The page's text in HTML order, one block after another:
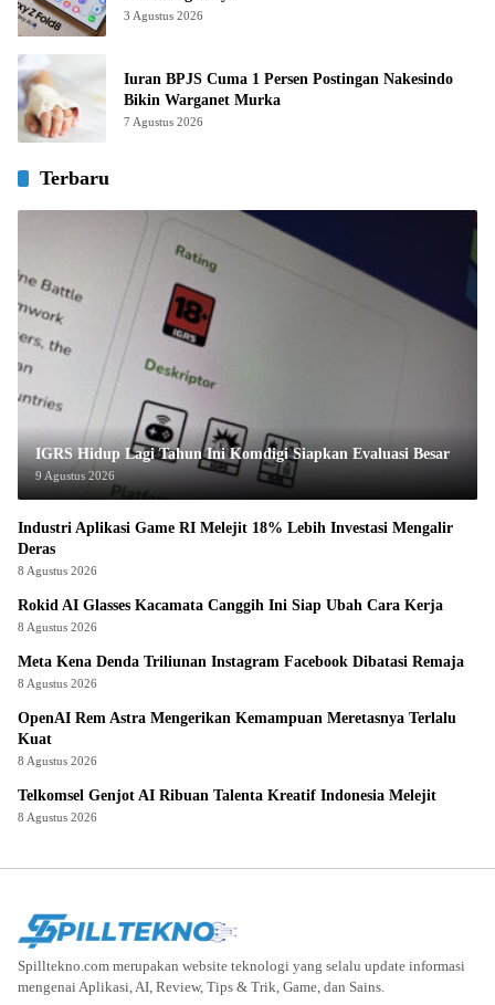
3 Agustus 2026
Iuran BPJS Cuma 1 Persen Postingan Nakesindo
Bikin Warganet Murka
7 Agustus 2026
Terbaru
IGRS Hidup Lagi Tahun Ini Komdigi Siapkan Evaluasi Besar
9 Agustus 2026
Industri Aplikasi Game RI Melejit 18% Lebih Investasi Mengalir
Deras
8 Agustus 2026
Rokid AI Glasses Kacamata Canggih Ini Siap Ubah Cara Kerja
8 Agustus 2026
Meta Kena Denda Triliunan Instagram Facebook Dibatasi Remaja
8 Agustus 2026
OpenAI Rem Astra Mengerikan Kemampuan Meretasnya Terlalu
Kuat
8 Agustus 2026
Telkomsel Genjot AI Ribuan Talenta Kreatif Indonesia Melejit
8 Agustus 2026
Spilltekno.com merupakan website teknologi yang selalu update informasi
mengenai Aplikasi, AI, Review, Tips & Trik, Game, dan Sains.